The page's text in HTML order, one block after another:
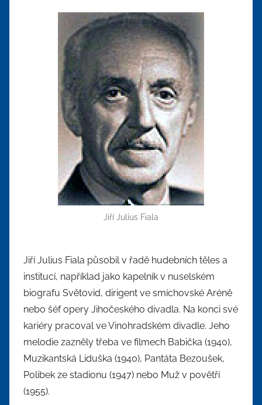
Jiří Julius Fiala
Jiří Julius Fiala působil v řadě hudebních těles a
institucí, například jako kapelník v nuselském
biografu Světovid, dirigent ve smíchovské Aréně
nebo šéf opery Jihočeského divadla. Na konci své
kariéry pracoval ve Vinohradském divadle. Jeho
melodie zazněly třeba ve filmech Babička (1940),
Muzikantská Liduška (1940), Pantáta Bezoušek,
Polibek ze stadionu (1947) nebo Muž v povětří
(1955).